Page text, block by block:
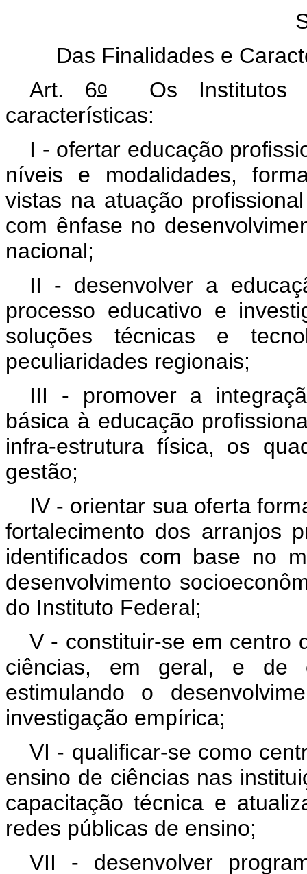
Das Finalidades e
Art. 6oOs Institutos
características:
I - ofertar educação
níveis e modalidades,
vistas na atuação
com ênfase no
nacional;
II - desenvolver a
processo educativo e
soluções técnicas e
peculiaridades regionais;
III - promover a
básica à educação
infra-estrutura física, os
gestão;
IV - orientar sua oferta
fortalecimento dos arranjos
identificados com base no
desenvolvimento
do Instituto Federal;
V - constituir-se em centro
ciências, em geral, e de
estimulando o
investigação empírica;
VI - qualificar-se como
ensino de ciências nas
capacitação técnica e
redes públicas de ensino;
VII - desenvolver